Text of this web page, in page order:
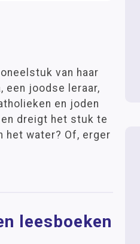
van haar
een joodse leraar,
en joden
dreigt het stuk te
het water? Of, erger
leesboeken